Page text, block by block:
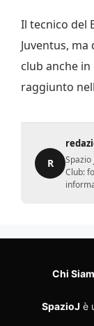
Il tecnico del
Juventus,
club anche
raggiunto
R
Spazio
Club:
Chi
SpazioJ è